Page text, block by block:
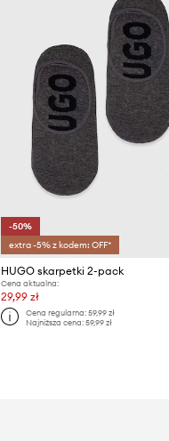
-50%
extra -5% z kodem: OFF*
HUGO skarpetki 2-pack
Cena aktualna:
29,99 zł
Cena regularna: 59,99 zł
Najniższa cena: 59,99 zł